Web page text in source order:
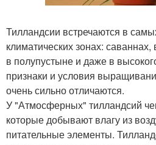
Тилландсии встречаются в
климатических зонах:
в полупустыне и даже в
признаки и условия
очень сильно отличаются.
У "Атмосферных" тилландсий
которые добывают влагу из
питательные элементы.